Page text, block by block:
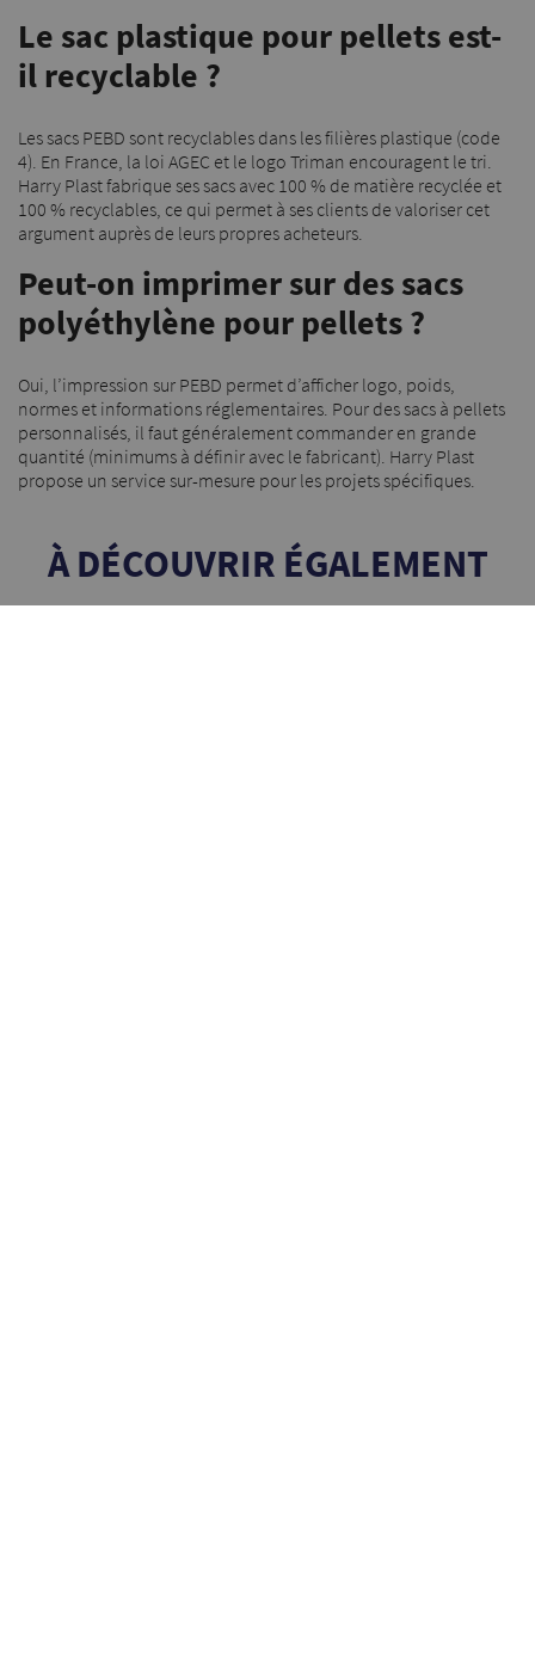
Le sac plastique pour pellets est-
il recyclable ?
Les sacs PEBD sont recyclables dans les filières plastique (code
4). En France, la loi AGEC et le logo Triman encouragent le tri.
Harry Plast fabrique ses sacs avec 100 % de matière recyclée et
100 % recyclables, ce qui permet à ses clients de valoriser cet
argument auprès de leurs propres acheteurs.
Peut-on imprimer sur des sacs
polyéthylène pour pellets ?
Oui, l’impression sur PEBD permet d’afficher logo, poids,
normes et informations réglementaires. Pour des sacs à pellets
personnalisés, il faut généralement commander en grande
quantité (minimums à définir avec le fabricant). Harry Plast
propose un service sur-mesure pour les projets spécifiques.
À DÉCOUVRIR ÉGALEMENT